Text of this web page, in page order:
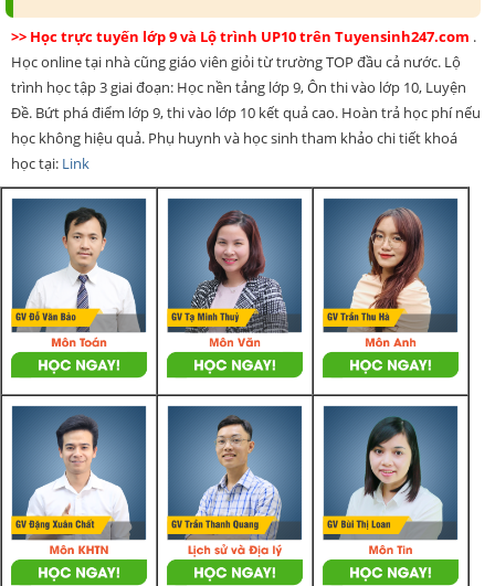
>> Học trực tuyến lớp 9 và Lộ trình UP10 trên Tuyensinh247.com .
Học online tại nhà cũng giáo viên giỏi từ trường TOP đầu cả nước. Lộ
trình học tập 3 giai đoạn: Học nền tảng lớp 9, Ôn thi vào lớp 10, Luyện
Đề. Bứt phá điểm lớp 9, thi vào lớp 10 kết quả cao. Hoàn trả học phí nếu
học không hiệu quả. Phụ huynh và học sinh tham khảo chi tiết khoá
học tại: Link